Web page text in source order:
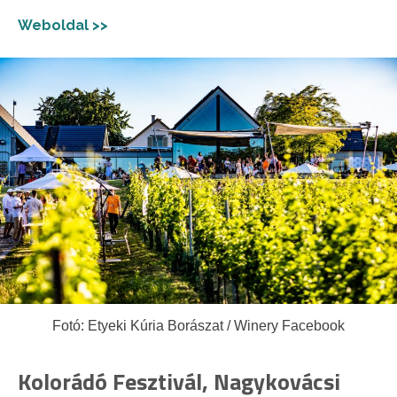
Weboldal >>
Fotó: Etyeki Kúria Borászat / Winery Facebook
Kolorádó Fesztivál, Nagykovácsi